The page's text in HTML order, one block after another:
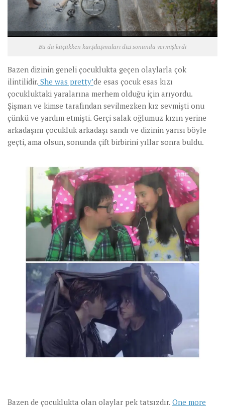
Bu da küçükken karşılaşmaları dizi sonunda vermişlerdi
Bazen dizinin geneli çocuklukta geçen olaylarla çok
ilintilidir. She was pretty’de esas çocuk esas kızı
çocukluktaki yaralarına merhem olduğu için arıyordu.
Şişman ve kimse tarafından sevilmezken kız sevmişti onu
çünkü ve yardım etmişti. Gerçi salak oğlumuz kızın yerine
arkadaşını çocukluk arkadaşı sandı ve dizinin yarısı böyle
geçti, ama olsun, sonunda çift birbirini yıllar sonra buldu.
Bazen de çocuklukta olan olaylar pek tatsızdır. One more